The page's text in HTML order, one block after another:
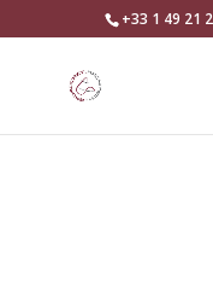
+33 1 49 21